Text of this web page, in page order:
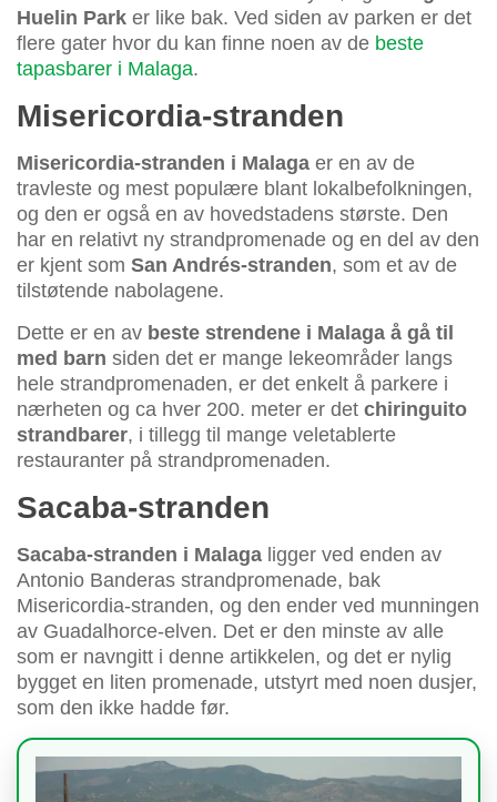
Huelin Park er like bak. Ved siden av parken er det
flere gater hvor du kan finne noen av de beste
tapasbarer i Malaga.
Misericordia-stranden
Misericordia-stranden i Malaga er en av de
travleste og mest populære blant lokalbefolkningen,
og den er også en av hovedstadens største. Den
har en relativt ny strandpromenade og en del av den
er kjent som San Andrés-stranden, som et av de
tilstøtende nabolagene.
Dette er en av beste strendene i Malaga å gå til
med barn siden det er mange lekeområder langs
hele strandpromenaden, er det enkelt å parkere i
nærheten og ca hver 200. meter er det chiringuito
strandbarer, i tillegg til mange veletablerte
restauranter på strandpromenaden.
Sacaba-stranden
Sacaba-stranden i Malaga ligger ved enden av
Antonio Banderas strandpromenade, bak
Misericordia-stranden, og den ender ved munningen
av Guadalhorce-elven. Det er den minste av alle
som er navngitt i denne artikkelen, og det er nylig
bygget en liten promenade, utstyrt med noen dusjer,
som den ikke hadde før.